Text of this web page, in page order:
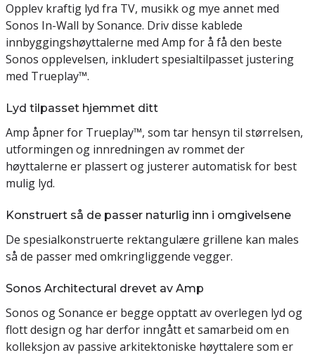
Opplev kraftig lyd fra TV, musikk og mye annet med
Sonos In-Wall by Sonance. Driv disse kablede
innbyggingshøyttalerne med Amp for å få den beste
Sonos opplevelsen, inkludert spesialtilpasset justering
med Trueplay™.
Lyd tilpasset hjemmet ditt
Amp åpner for Trueplay™, som tar hensyn til størrelsen,
utformingen og innredningen av rommet der
høyttalerne er plassert og justerer automatisk for best
mulig lyd.
Konstruert så de passer naturlig inn i omgivelsene
De spesialkonstruerte rektangulære grillene kan males
så de passer med omkringliggende vegger.
Sonos Architectural drevet av Amp
Sonos og Sonance er begge opptatt av overlegen lyd og
flott design og har derfor inngått et samarbeid om en
kolleksjon av passive arkitektoniske høyttalere som er